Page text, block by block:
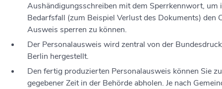
Aushändigungsschreiben mit dem Sperrkennwort, um
Bedarfsfall (zum Beispiel Verlust des Dokuments) den
Ausweis sperren zu können.
Der Personalausweis wird zentral von der
Berlin hergestellt.
Den fertig produzierten Personalausweis können Sie zu
gegebener Zeit in der Behörde abholen. Je nach